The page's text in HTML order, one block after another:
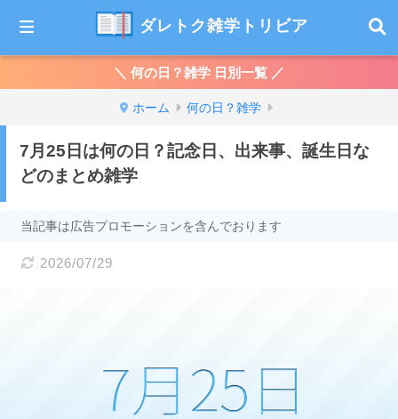
ダレトク雑学トリビア
＼ 何の日？雑学 日別一覧 ／
ホーム 何の日？雑学
7月25日は何の日？記念日、出来事、誕生日な
どのまとめ雑学
当記事は広告プロモーションを含んでおります
2026/07/29